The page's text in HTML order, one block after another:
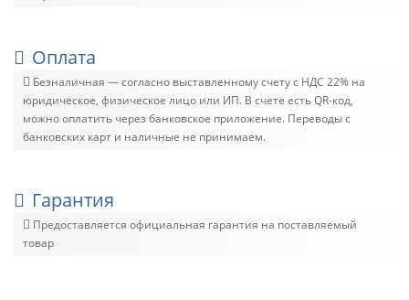
Оплата
Безналичная — согласно выставленному счету c НДС 22% на
юридическое, физическое лицо или ИП. В счете есть QR-код,
можно оплатить через банковское приложение. Переводы с
банковских карт и наличные не принимаем.
Гарантия
Предоставляется официальная гарантия на поставляемый
товар